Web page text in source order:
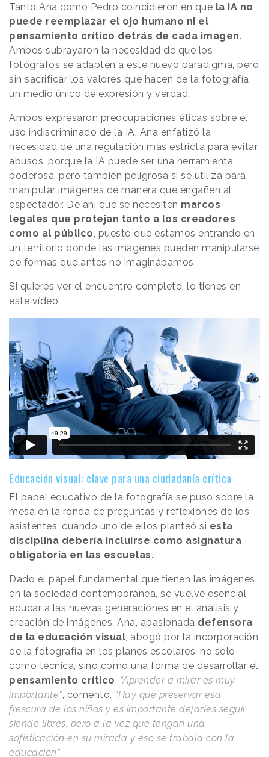
Tanto Ana como Pedro coincidieron en que la IA no
puede reemplazar el ojo humano ni el
pensamiento crítico detrás de cada imagen.
Ambos subrayaron la necesidad de que los
fotógrafos se adapten a este nuevo paradigma, pero
sin sacrificar los valores que hacen de la fotografía
un medio único de expresión y verdad.
Ambos expresaron preocupaciones éticas sobre el
uso indiscriminado de la IA. Ana enfatizó la
necesidad de una regulación más estricta para evitar
abusos, porque la IA puede ser una herramienta
poderosa, pero también peligrosa si se utiliza para
manipular imágenes de manera que engañen al
espectador. De ahí que se necesiten marcos
legales que protejan tanto a los creadores
como al público , puesto que estamos entrando en
un territorio donde las imágenes pueden manipularse
de formas que antes no imaginábamos.
Si quieres ver el encuentro completo, lo tienes en
este vídeo:
Educación visual: clave para una ciudadanía crítica
El papel educativo de la fotografía se puso sobre la
mesa en la ronda de preguntas y reflexiones de los
asistentes, cuando uno de ellos planteó si esta
disciplina debería incluirse como asignatura
obligatoria en las escuelas.
Dado el papel fundamental que tienen las imágenes
en la sociedad contemporánea, se vuelve esencial
educar a las nuevas generaciones en el análisis y
creación de imágenes. Ana, apasionada defensora
de la educación visual , abogó por la incorporación
de la fotografía en los planes escolares, no solo
como técnica, sino como una forma de desarrollar el
pensamiento crítico: “Aprender a mirar es muy
importante" , comentó. “Hay que preservar esa
frescura de los niños y es importante dejarles seguir
siendo libres, pero a la vez que tengan una
sofisticación en su mirada y eso se trabaja con la
educación”.